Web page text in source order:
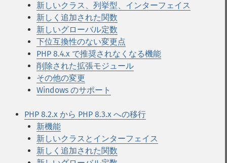
新しいクラス、列挙型、インターフェイス
新しく追加された関数
新しいグローバル定数
下位互換性のない変更点
PHP 8.4.x で推奨されなくなる機能
削除された拡張モジュール
その他の変更
Windows のサポート
PHP 8.2.x から PHP 8.3.x への移行
新機能
新しいクラスとインターフェイス
新しく追加された関数